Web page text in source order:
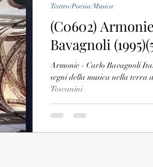
(C0602)
Bavagnoli
Armonie - Carlo Bavagnoli
segni della musica nella terra
Toscanini
Teatro/Poesia/Musica